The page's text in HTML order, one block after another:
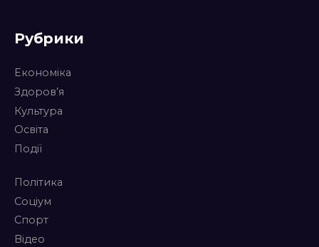
Рубрики
Економіка
Здоров’я
Культура
Освіта
Події
Політика
Соціум
Спорт
Відео